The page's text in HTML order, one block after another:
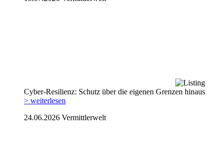
Cyber-Resilienz: Schutz über die eigenen Grenzen hinaus
> weiterlesen
24.06.2026 Vermittlerwelt